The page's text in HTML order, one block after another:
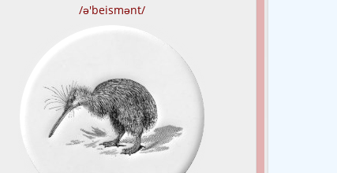
/ə'beismənt/